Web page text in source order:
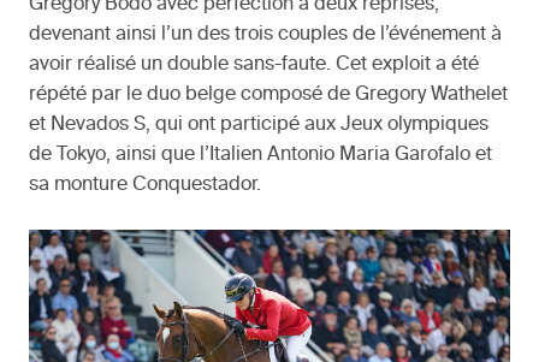
Gregory Bodo avec perfection à deux reprises,
devenant ainsi l’un des trois couples de l’événement à
avoir réalisé un double sans-faute. Cet exploit a été
répété par le duo belge composé de Gregory Wathelet
et Nevados S, qui ont participé aux Jeux olympiques
de Tokyo, ainsi que l’Italien Antonio Maria Garofalo et
sa monture Conquestador.